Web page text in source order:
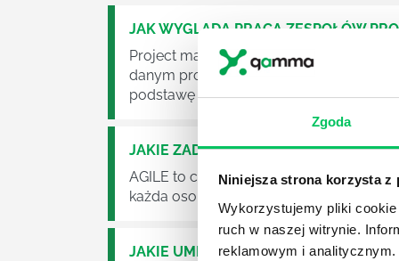
Zgoda
Niniejsza strona korzysta z
Wykorzystujemy pliki
ruch w naszej witrynie.
reklamowym i
JAK WYGLĄDA PRACA ZESPOŁÓW
Project management (czyli zarządzanie
danym projektem założeń. Zajmują się
podstawę działalności wielu
JAKIE ZADANIA MUSZĄ
AGILE to coraz popularniejsze w każdej
każda osoba zatrudniona w takim
JAKIE UMIEJĘTNOŚCI